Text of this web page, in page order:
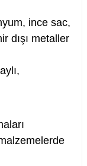
ince sac,
dışı metaller